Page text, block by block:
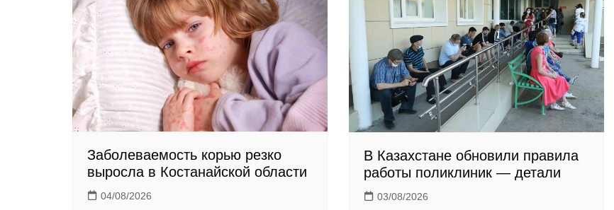
n
k
Заболеваемость корью резко
выросла в Костанайской области
04/08/2026
В Казахстане обновили правила
работы поликлиник — детали
03/08/2026